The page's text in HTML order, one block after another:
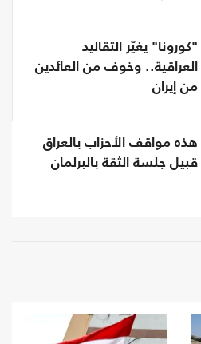
"كورونا" يغيّر التقاليد
العراقية.. وخوف من العائدين
من إيران
هذه مواقف الأحزاب بالعراق
قبيل جلسة الثقة بالبرلمان